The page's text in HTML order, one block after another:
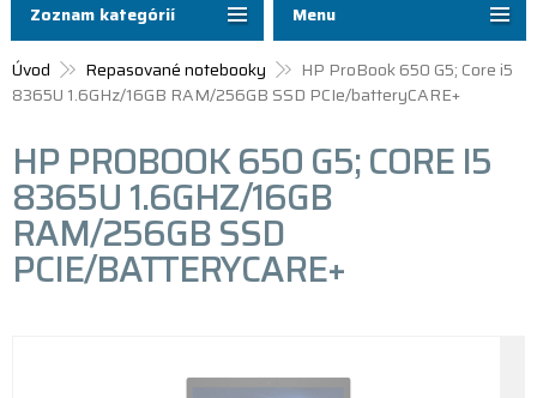
Menu
Úvod Repasované notebooky
HP ProBook 650 G5; Core i5
8365U 1.6GHz/16GB RAM/256GB SSD PCIe/batteryCARE+
HP PROBOOK 650 G5; CORE I5
8365U 1.6GHZ/16GB
RAM/256GB SSD
PCIE/BATTERYCARE+
Zoznam kategórií